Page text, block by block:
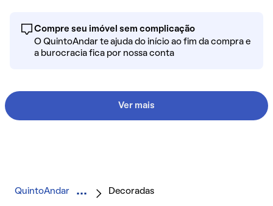
Compre seu imóvel sem complicação
O QuintoAndar te ajuda do início ao fim da compra e
a burocracia fica por nossa conta
Ver mais
QuintoAndar Decoradas